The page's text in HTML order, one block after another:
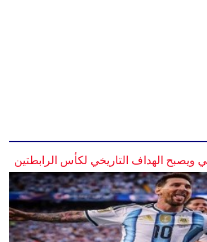
ويصبح الهداف التاريخي لكأس الرابطتين